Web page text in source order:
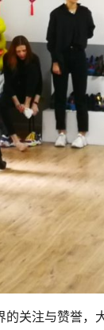
关注与赞誉